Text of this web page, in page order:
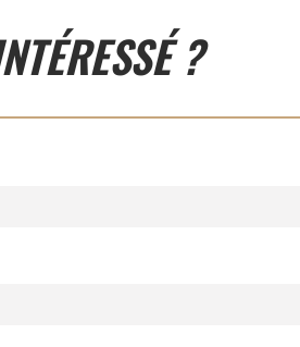
?